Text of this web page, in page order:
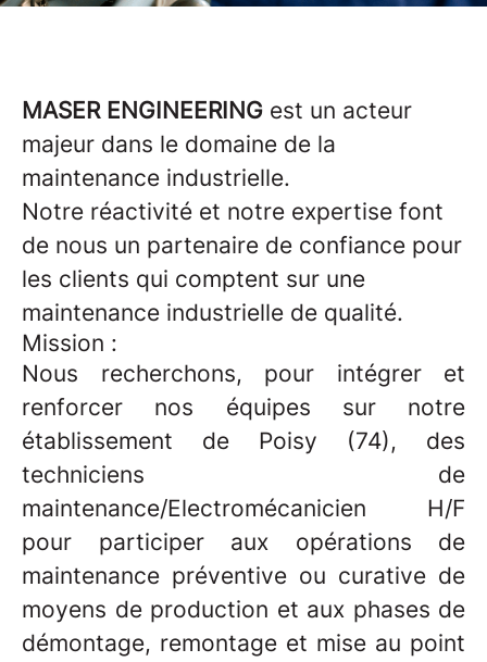
MASER ENGINEERING est un acteur
majeur dans le domaine de la
maintenance industrielle.
Notre réactivité et notre expertise font
de nous un partenaire de confiance pour
les clients qui comptent sur une
maintenance industrielle de qualité.
Mission :
Nous recherchons, pour intégrer et
renforcer nos équipes sur notre
établissement de Poisy (74), des
techniciens de
maintenance/Electromécanicien H/F
pour participer aux opérations de
maintenance préventive ou curative de
moyens de production et aux phases de
démontage, remontage et mise au point